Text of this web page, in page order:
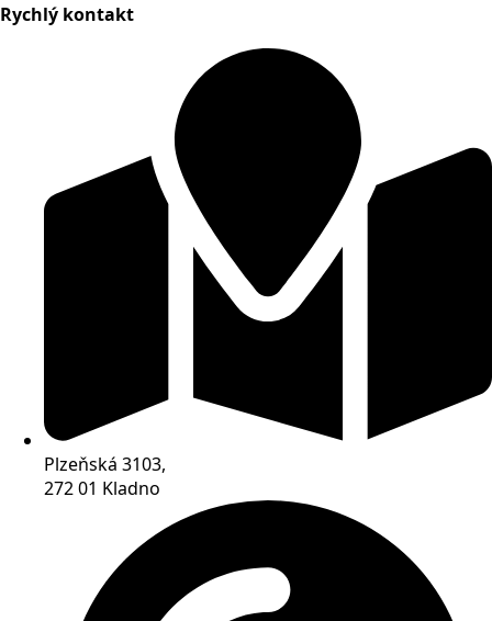
Rychlý kontakt
Plzeňská 3103,
272 01 Kladno